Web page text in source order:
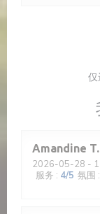
Amandine T
2026-05-28 -
服务 : 4/5 氛围 :